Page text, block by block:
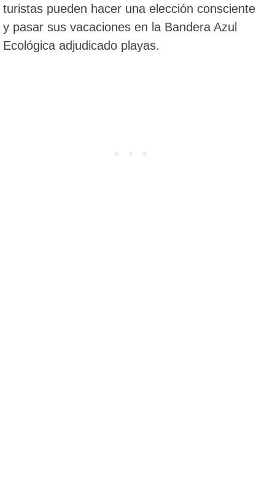
turistas pueden hacer una elección consciente
y pasar sus vacaciones en la Bandera Azul
Ecológica adjudicado playas.